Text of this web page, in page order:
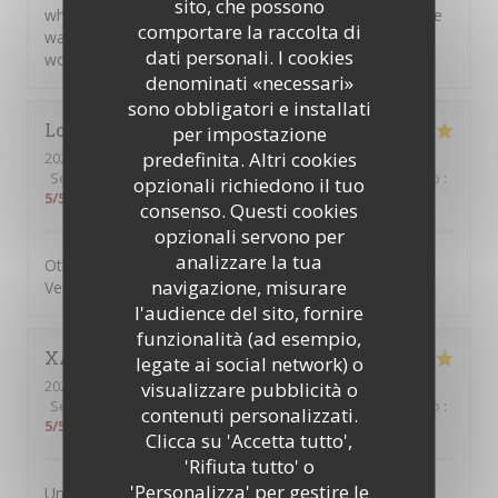
comportare la raccolta di
dati personali. I cookies
denominati «necessari»
sono obbligatori e installati
per impostazione
predefinita. Altri cookies
opzionali richiedono il tuo
consenso. Questi cookies
opzionali servono per
analizzare la tua
navigazione, misurare
l'audience del sito, fornire
funzionalità (ad esempio,
legate ai social network) o
visualizzare pubblicità o
contenuti personalizzati.
Clicca su 'Accetta tutto',
'Rifiuta tutto' o
'Personalizza' per gestire le
who only speaks german was able to talk to one of the
waitresses in german ;) 10/10 experience, definitely
would eat here again🫶
Lorai
2026-07-17
- 19:45 - Ospiti 2
Servizio
Atmosfera: 5/5 Cucina: 5 /5 Qualità / Prezzo :
5/5
Ottima pizza, personale attento, gentille e sorridente.
Vengo da anni e mai deluso
XAVIER
2026-07-10
- 13:00 - Ospiti 2
Servizio
Atmosfera : Cucina 5 Qualità / Prezzo :
5/5
Une terrasse dans une rue charmante, un personnel